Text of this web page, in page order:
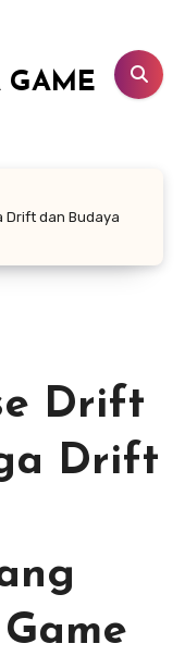
GAME
Drift dan Budaya
Drift
Drift